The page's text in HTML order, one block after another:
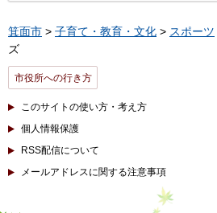
箕面市 > 子育て・教育・文化 > スポーツ
ズ
市役所への行き方
このサイトの使い方・考え方
個人情報保護
RSS配信について
メールアドレスに関する注意事項